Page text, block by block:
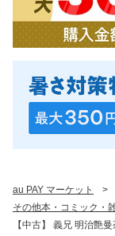
au PAY マーケット >
その他本・コミック・
【中古】 義兄 明治艶